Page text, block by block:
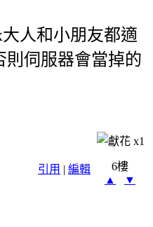
人和小朋友都適
則伺服器會當掉的
x1
引用 | 編輯
6樓
▲
▼